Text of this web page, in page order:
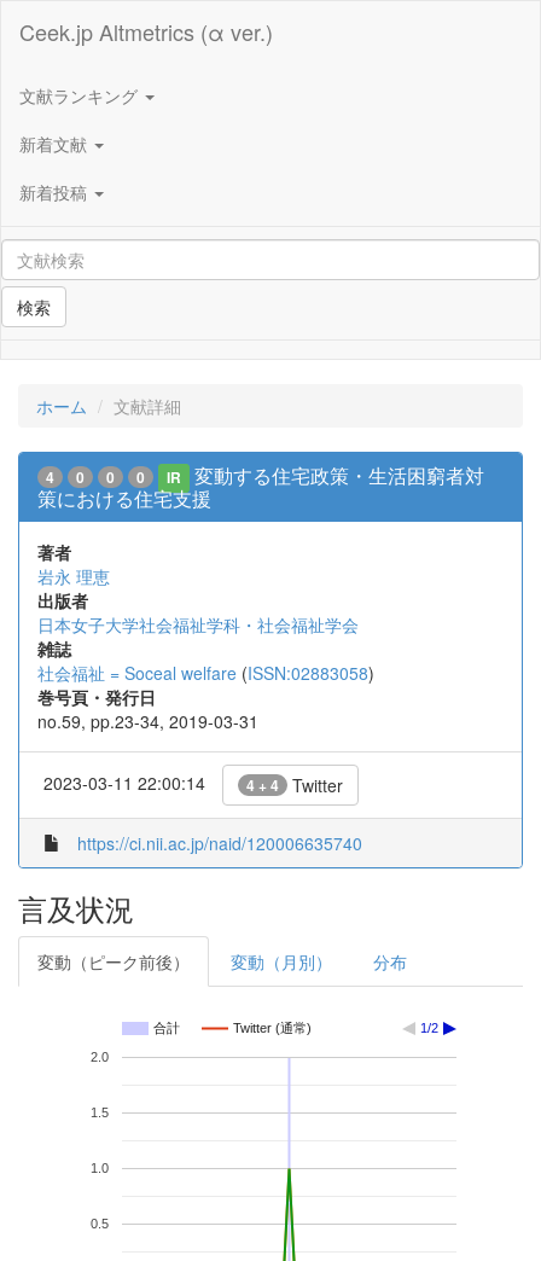
Ceek.jp Altmetrics (α ver.)
文献ランキング
新着文献
新着投稿
検索
ホーム 文献詳細
4 0 0 0 IR
変動する住宅政策・生活困窮者対
策における住宅支援
著者
岩永 理恵
出版者
日本女子大学社会福祉学科・社会福祉学会
雑誌
社会福祉 = Soceal welfare (ISSN:02883058)
巻号頁・発行日
no.59, pp.23-34, 2019-03-31
2023-03-11 22:00:14 4 + 4 Twitter
https://ci.nii.ac.jp/naid/120006635740
言及状況
変動（ピーク前後） 変動（月別） 分布
合計 Twitter (通常) 1/2
0.5
1.0
1.5
2.0